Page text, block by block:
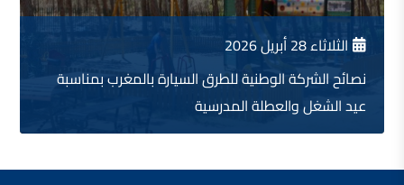
الثلاثاء 28 أبريل 2026
نصائح الشركة الوطنية للطرق السيارة بالمغرب بمناسبة
عيد الشغل والعطلة المدرسية